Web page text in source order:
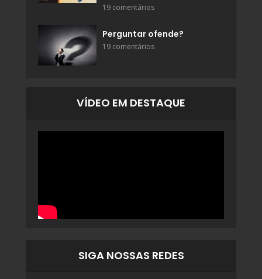
19 comentários
Perguntar ofende?
19 comentários
VÍDEO EM DESTAQUE
SIGA NOSSAS REDES